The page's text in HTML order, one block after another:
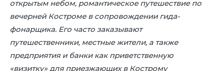
открытым небом, романтическое путешествие по
вечерней Костроме в сопровождении гида-
фонарщика. Его часто заказывают
путешественники, местные жители, а также
предприятия и банки как приветственную
«визитку» для приезжающих в Кострому